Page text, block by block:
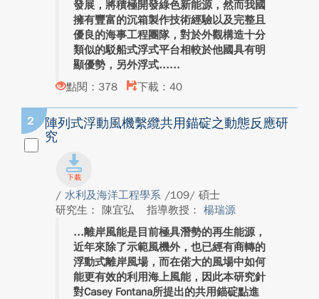
發展，將積極開發綠色新能源，然而我國
擁有豐富的沉箱製作技術經驗以及完整且
優良的海事工程團隊，對於外觀構造十分
類似的駁船式浮式平台相較於他國具有明
顯優勢，另外浮式...
點閱：378
下載：40
2
陣列式浮動風機繫纜共用錨碇之動態反應研
究
/ 水利及海洋工程學系 /109/ 碩士
研究生： 陳宜弘
指導教授： 楊瑞源
離岸風能是目前極具潛勢的再生能源，
近年來除了示範風機外，也已經有商轉的
浮動式離岸風場，而在偌大的風場中如何
能更有效的利用海上風能，因此本研究針
對Casey Fontana所提出的共用錨碇點進